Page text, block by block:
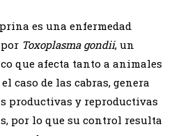
es una enfermedad
Toxoplasma gondii, un
que afecta tanto a animales
caso de las cabras, genera
productivas y reproductivas
por lo que su control resulta